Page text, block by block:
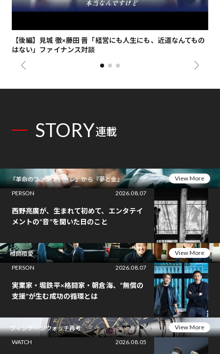
【後編】見城 徹×藤田 晋「経営にも人生にも、近道なんてもの
はない」ファイナンス対談
STORY連載
『革命のファンファーレ』から『夢と金』
View More
PERSON
2026.08.07
西野亮廣が、生まれて初めて、エンタテイ
メントの“音”を聞いた日のこと
相師相愛
View More
PERSON
2026.08.07
実業家・堀鉄平×格闘家・朝倉海、“無償の
支援”が生む成功の循環とは
ヴィンテージウォッチ再考
View More
WATCH
2026.08.05